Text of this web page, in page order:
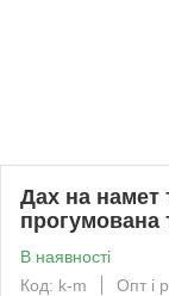
Дах на намет
прогумована
В наявності
Код: k-m
Опт і